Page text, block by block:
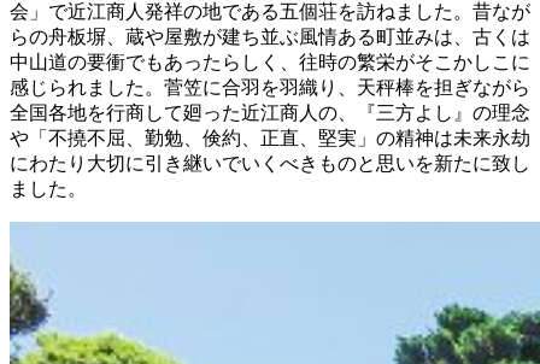
会」で近江商人発祥の地である五個荘を訪ねました。昔なが
らの舟板塀、蔵や屋敷が建ち並ぶ風情ある町並みは、古くは
中山道の要衝でもあったらしく、往時の繁栄がそこかしこに
感じられました。菅笠に合羽を羽織り、天秤棒を担ぎながら
全国各地を行商して廻った近江商人の、『三方よし』の理念
や「不撓不屈、勤勉、倹約、正直、堅実」の精神は未来永劫
にわたり大切に引き継いでいくべきものと思いを新たに致し
ました。